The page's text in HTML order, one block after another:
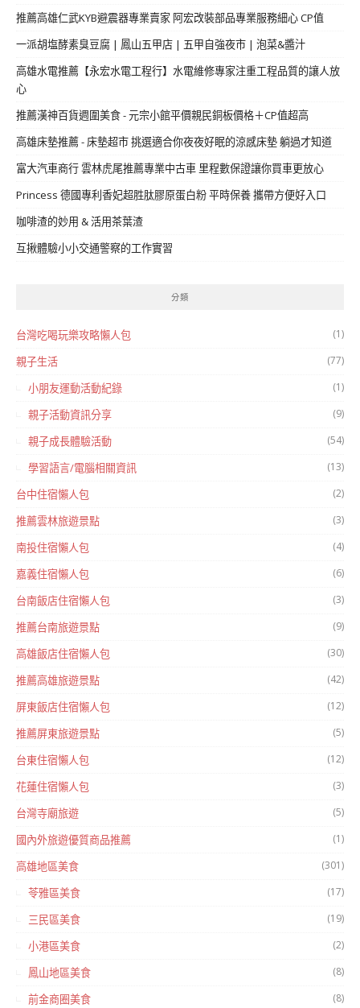
推薦高雄仁武KYB避震器專業賣家 阿宏改裝部品專業服務細心 CP值
一派胡塩酵素臭豆腐 | 鳳山五甲店 | 五甲自強夜市 | 泡菜&醬汁
高雄水電推薦【永宏水電工程行】水電維修專家注重工程品質的讓人放
心
推薦漢神百貨週圍美食 - 元宗小館平價親民銅板價格＋CP值超高
高雄床墊推薦 - 床墊超市 挑選適合你夜夜好眠的涼感床墊 躺過才知道
富大汽車商行 雲林虎尾推薦專業中古車 里程數保證讓你買車更放心
Princess 德國專利香妃超胜肽膠原蛋白粉 平時保養 攜帶方便好入口
咖啡渣的妙用 & 活用茶葉渣
互揪體驗小小交通警察的工作實習
分類
台灣吃喝玩樂攻略懶人包 (1)
親子生活 (77)
小朋友運動活動紀錄 (1)
親子活動資訊分享 (9)
親子成長體驗活動 (54)
學習語言/電腦相關資訊 (13)
台中住宿懶人包 (2)
推薦雲林旅遊景點 (3)
南投住宿懶人包 (4)
嘉義住宿懶人包 (6)
台南飯店住宿懶人包 (3)
推薦台南旅遊景點 (9)
高雄飯店住宿懶人包 (30)
推薦高雄旅遊景點 (42)
屏東飯店住宿懶人包 (12)
推薦屏東旅遊景點 (5)
台東住宿懶人包 (12)
花蓮住宿懶人包 (3)
台灣寺廟旅遊 (5)
國內外旅遊優質商品推薦 (1)
高雄地區美食 (301)
苓雅區美食 (17)
三民區美食 (19)
小港區美食 (2)
鳳山地區美食 (8)
前金商圈美食 (8)